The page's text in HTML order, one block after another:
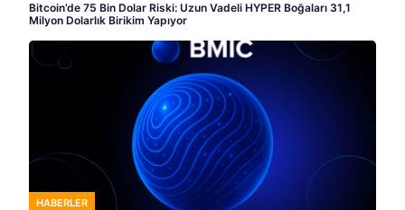
Bitcoin’de 75 Bin Dolar Riski: Uzun Vadeli HYPER Boğaları 31,1
Milyon Dolarlık Birikim Yapıyor
HABERLER